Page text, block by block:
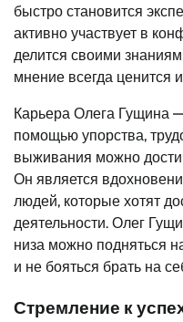
быстро становится
активно участвует в
делится своими
мнение всегда ценится
Карьера Олега Гущина —
помощью упорства,
выживания можно
Он является
людей, которые хотят
деятельности. Олег
низа можно подняться
и не бояться брать на
Стремление к